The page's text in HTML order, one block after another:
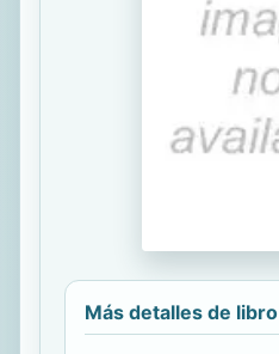
Más detalles de libro